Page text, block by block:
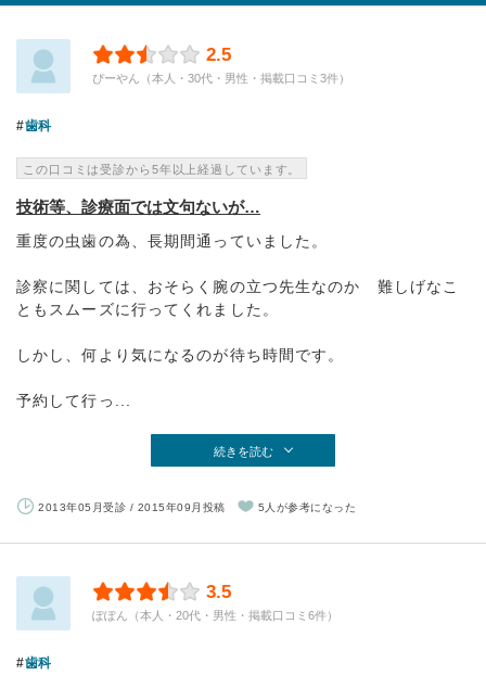
2.5
ぴーやん（本人・30代・男性・掲載口コミ3件）
歯科
この口コミは受診から5年以上経過しています。
技術等、診療面では文句ないが…
重度の虫歯の為、長期間通っていました。
診察に関しては、おそらく腕の立つ先生なのか 難しげなこ
ともスムーズに行ってくれました。
しかし、何より気になるのが待ち時間です。
予約して行っ...
続きを読む
2013年05月受診 / 2015年09月投稿 5人が参考になった
3.5
ぽぽん（本人・20代・男性・掲載口コミ6件）
歯科